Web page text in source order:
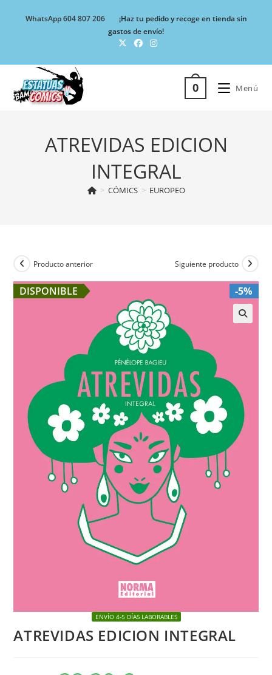
WhatsApp 604 807 206
¡Haz tu pedido y recoge en tienda sin
gastos de envío!
0 Menú
ATREVIDAS EDICION
INTEGRAL
> CÓMICS > EUROPEO
Producto anterior Siguiente producto
DISPONIBLE -5%
ENVÍO 4-5 DÍAS LABORABLES
ATREVIDAS EDICION INTEGRAL